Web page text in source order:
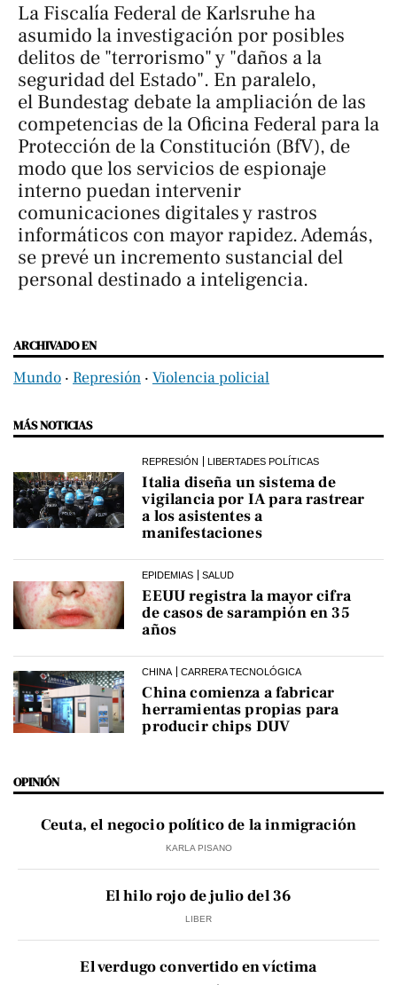
La Fiscalía Federal de Karlsruhe ha
asumido la investigación por posibles
delitos de "terrorismo" y "daños a la
seguridad del Estado". En paralelo,
el Bundestag debate la ampliación de las
competencias de la Oficina Federal para la
Protección de la Constitución (BfV), de
modo que los servicios de espionaje
interno puedan intervenir
comunicaciones digitales y rastros
informáticos con mayor rapidez. Además,
se prevé un incremento sustancial del
personal destinado a inteligencia.
ARCHIVADO EN
Mundo ‧ Represión ‧ Violencia policial
MÁS NOTICIAS
REPRESIÓN LIBERTADES POLÍTICAS
Italia diseña un sistema de
vigilancia por IA para rastrear
a los asistentes a
manifestaciones
EPIDEMIAS SALUD
EEUU registra la mayor cifra
de casos de sarampión en 35
años
CHINA CARRERA TECNOLÓGICA
China comienza a fabricar
herramientas propias para
producir chips DUV
OPINIÓN
Ceuta, el negocio político de la inmigración
KARLA PISANO
El hilo rojo de julio del 36
LIBER
El verdugo convertido en víctima